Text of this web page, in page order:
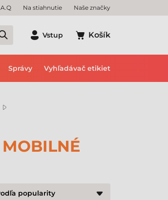
Na stiahnutie Naše značky
Vstup Košík
Správy Vyhľadávač etikiet